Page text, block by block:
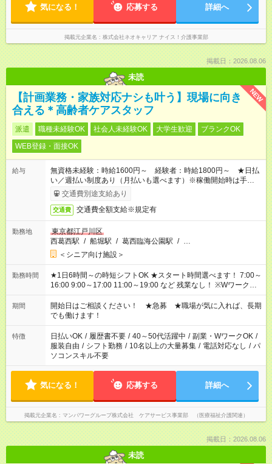
気になる！ 応募する 詳細へ
掲載元企業名 株式会社ネオキャリア ナイス！介護事業部
掲載日：2026.08.06
未読
NEW
【計画業務・家族対応ナシも叶う】現場に向き
合える＊高齢者ケアスタッフ
派遣 職種未経験OK 社会人未経験OK 大学生歓迎
ブランクOK
WEB登録・面接OK
給与
無資格未経験：時給1600円～ 経験者：時給1800円～ ★日払
い／週払い制度あり（月払いも選べます）※稼働開始時は手続き
完了次第のお支払いとなります。
交通費別途支給あり
交通費 交通費全額支給※規定有
勤務地
東京都江戸川区
西葛西駅 / 船堀駅 / 葛西臨海公園駅 / …
＜シニア向け施設＞
勤務時間
★1日6時間～の時短シフトOK ★スタート時間選べます！ 7:00～
16:00 9:00～17:00 11:00～19:00 など 残業なし！ ※Wワークの
場合、他のお仕事と合わせ週40時間超の就業はご案内できませ
ん ※法令に基づき、週20時間以上勤務は社会保険への加入対象
となります ※労働者派遣法（日雇い派遣の原則禁止）により、
短時間・短期間の就業はご案内が難しい場合があります
期間
開始日はご相談ください！ ★急募 ★職場が気に入れば、長期
でも働けます！
特徴 日払いOK / 履歴書不要 / 40～50代活躍中 / 副業・WワークOK /
服装自由 / シフト勤務 / 10名以上の大量募集 / 電話対応なし / パ
ソコンスキル不要
気になる！ 応募する 詳細へ
掲載元企業名 マンパワーグループ株式会社 ケアサービス事業部 （医療福祉介護関連）
掲載日：2026.08.06
未読